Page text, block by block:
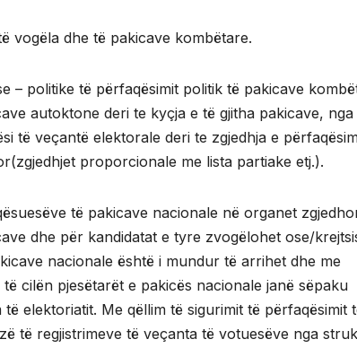
vogëla dhe të pakicave kombëtare.
– politike të përfaqësimit politik të pakicave
autoktone deri te kyçja e të gjitha pakicave, nga
të veçantë elektorale deri te zgjedhja e
proporcionale me lista partiake etj.).
të pakicave nacionale në organet
dhe për kandidatat e tyre zvogëlohet ose/
nacionale është i mundur të arrihet dhe me
cilën pjesëtarët e pakicës nacionale janë sëpaku
elektoriatit. Me qëllim të sigurimit të përfaqësimit
të regjistrimeve të veçanta të votuesëve nga